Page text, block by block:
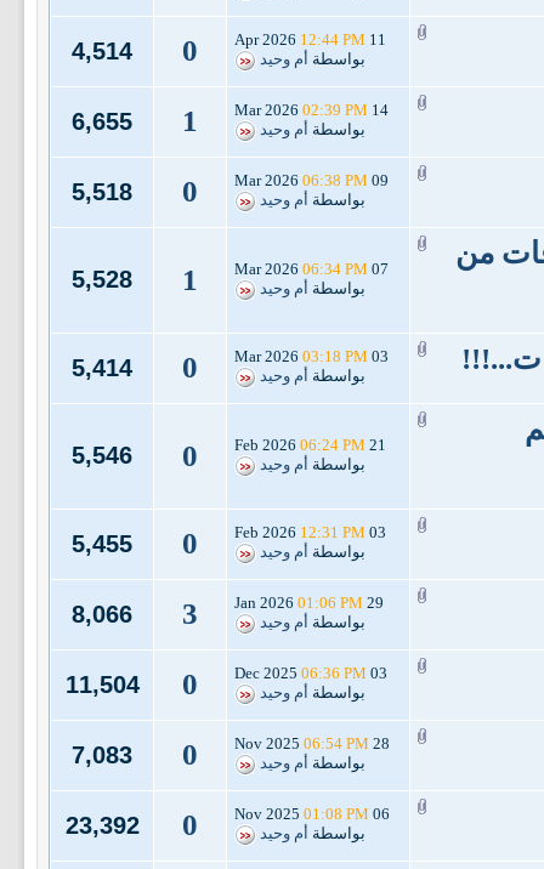
11 Apr 2026
12:44 PM
بواسطة أم وحيد 0
4,514
14 Mar 2026
02:39 PM
بواسطة أم وحيد 1
6,655
09 Mar 2026
06:38 PM
بواسطة أم وحيد 0
5,518
من 07 Mar 2026
06:34 PM
بواسطة أم وحيد 1
5,528
03 Mar 2026
03:18 PM
بواسطة أم وحيد 0
5,414
21 Feb 2026
06:24 PM
بواسطة أم وحيد 0
5,546
03 Feb 2026
12:31 PM
بواسطة أم وحيد 0
5,455
29 Jan 2026
01:06 PM
بواسطة أم وحيد 3
8,066
03 Dec 2025
06:36 PM
بواسطة أم وحيد 0
11,504
28 Nov 2025
06:54 PM
بواسطة أم وحيد 0
7,083
06 Nov 2025
01:08 PM
بواسطة أم وحيد 0
23,392